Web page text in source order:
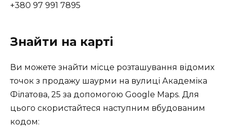
+380 97 991 7895
Знайти на карті
Ви можете знайти місце розташування відомих
точок з продажу шаурми на вулиці Академіка
Філатова, 25 за допомогою Google Maps. Для
цього скористайтеся наступним вбудованим
кодом: